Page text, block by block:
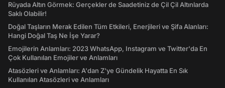
Rüyada Altın Görmek: Gerçekler de Saadetiniz de Çil Çil Altınlarda
Saklı Olabilir!
Doğal Taşların Merak Edilen Tüm Etkileri, Enerjileri ve Şifa Alanları:
Hangi Doğal Taş Ne İşe Yarar?
Emojilerin Anlamları: 2023 WhatsApp, Instagram ve Twitter'da En
Çok Kullanılan Emojiler ve Anlamları
Atasözleri ve Anlamları: A'dan Z'ye Gündelik Hayatta En Sık
Kullanılan Atasözleri ve Anlamları